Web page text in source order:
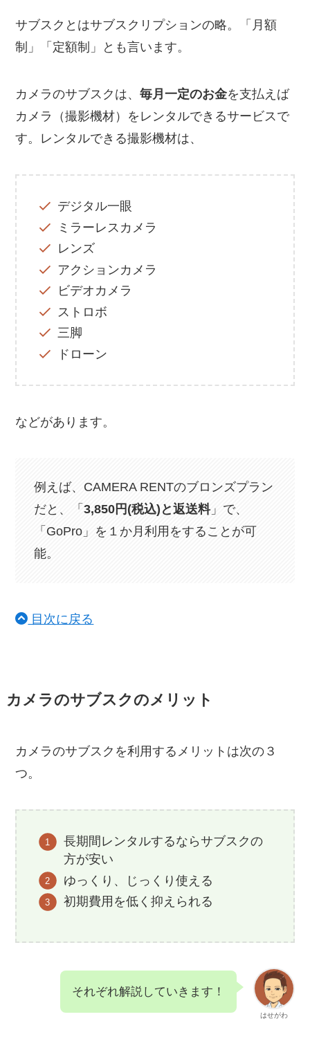
サブスクとはサブスクリプションの略。「月額
制」「定額制」とも言います。
カメラのサブスクは、毎月一定のお金を支払えば
カメラ（撮影機材）をレンタルできるサービスで
す。レンタルできる撮影機材は、
デジタル一眼
ミラーレスカメラ
レンズ
アクションカメラ
ビデオカメラ
ストロボ
三脚
ドローン
などがあります。
例えば、CAMERA RENTのブロンズプラン
だと、「3,850円(税込)と返送料」で、
「GoPro」を１か月利用をすることが可
能。
目次に戻る
カメラのサブスクのメリット
カメラのサブスクを利用するメリットは次の３
つ。
長期間レンタルするならサブスクの
方が安い
ゆっくり、じっくり使える
初期費用を低く抑えられる
はせがわ
それぞれ解説していきます！